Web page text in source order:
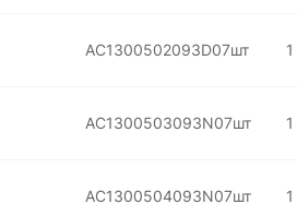
АС1300502093D07шт
АС1300503093N07шт
АС1300504093N07шт